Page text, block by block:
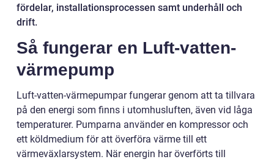
fördelar, installationsprocessen samt underhåll och
drift.
Så fungerar en Luft-vatten-
värmepump
Luft-vatten-värmepumpar fungerar genom att ta tillvara
på den energi som finns i utomhusluften, även vid låga
temperaturer. Pumparna använder en kompressor och
ett köldmedium för att överföra värme till ett
värmeväxlarsystem. När energin har överförts till